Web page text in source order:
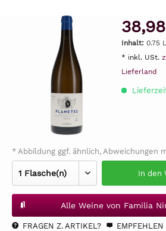
Inhalt: 0.75
* inkl. USt.
Lieferland
* Abbildung ggf. ähnlich, Abweichungen
In den
Alle Weine von Familia
FRAGEN Z. ARTIKEL? EMPFEHLEN